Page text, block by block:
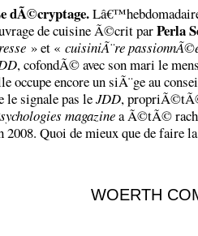
dÃ©cryptage.
de cuisine Ã©crit parPerla
» et « cuisiniÃ¨re
, cofondÃ© avec son mari le
occupe encore un siÃ¨ge au
le signale pas leJDD,
magazinea Ã©tÃ©
2008. Quoi de mieux que de faire
WOERTH